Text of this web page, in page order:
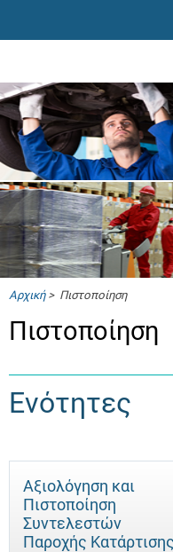
Αρχική> Πιστοποίηση
Πιστοποίηση
Ενότητες
Αξιολόγηση και
Πιστοποίηση
Συντελεστών
Παροχής Κατάρτισης